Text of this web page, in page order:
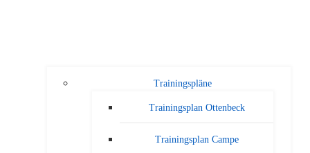
Trainingspläne
Trainingsplan Ottenbeck
Trainingsplan Campe